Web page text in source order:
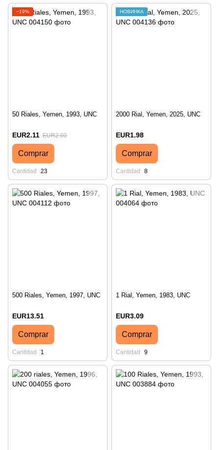
−19%
50 Riales, Yemen, 1993, UNC
EUR2.11 EUR2.60
Comprar
Cantidad 23
НОВИНКА
2000 Rial, Yemen, 2025, UNC
EUR1.98
Comprar
Cantidad 8
500 Riales, Yemen, 1997, UNC
EUR13.51
Comprar
Cantidad 1
1 Rial, Yemen, 1983, UNC
EUR3.09
Comprar
Cantidad 9